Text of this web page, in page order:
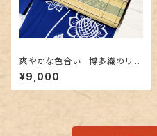
爽やかな色合い 博多織のリバ
ーシブル半幅帯
¥9,000